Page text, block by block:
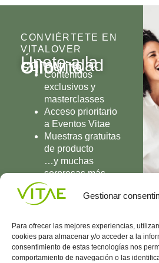
Gestionar
Para ofrecer las mejores experiencias,
cookies para almacenar y/o acceder a la
consentimiento de estas tecnologías nos
comportamiento de navegación o las
CONVIÉRTETE EN
VITALOVER
Únete a la
comunidad
OlioVita
Contenidos
exclusivos y
masterclasses
Acceso prioritario
a Eventos Vitae
Muestras gratuitas
de producto
…y muchas
sorpresas más
UNIRME